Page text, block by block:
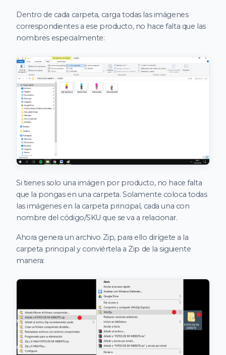
Dentro de cada carpeta, carga todas las imágenes
correspondientes a ese producto, no hace falta que las
nombres especialmente:
Si tienes solo una imágen por producto, no hace falta
que la pongas en una carpeta. Solamente coloca todas
las imágenes en la carpeta principal, cada una con
nombre del código/SKU que se va a relacionar.
Ahora genera un archivo Zip, para ello dirígete a la
carpeta principal y conviértela a Zip de la siguiente
manera: